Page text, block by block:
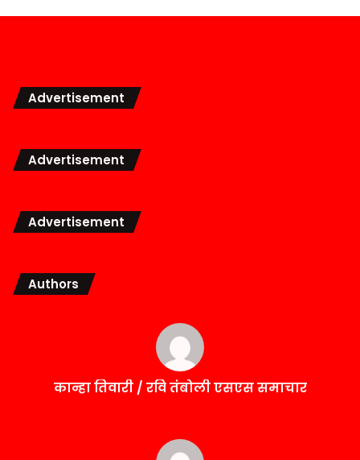
Advertisement
Advertisement
Advertisement
Authors
कान्हा तिवारी / रवि तंबोली एसएस समाचार